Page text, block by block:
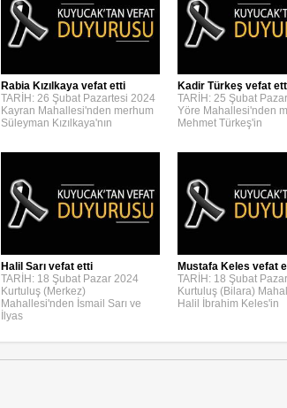
Rabia Kızılkaya vefat etti
TARİH: 26 Şubat Pazartesi 2024
Kayran Mahallesi'nden merhum
Süleyman Kızılkaya'nın
Kadir Türkeş vefat
TARİH: 25 Şubat
Yöre Mahallesi'nden
Mehmet Türkeş'in
Halil Sarı vefat etti
TARİH: 18 Şubat Pazar 2024
Kurtuluş (Merkez)
Mahallesi'nden İsmail Sarı ve
İlyas
Mustafa Keles vefat
TARİH: 18 Şubat
Kurtuluş (Bilara)
Halil İbrahim Keles'in